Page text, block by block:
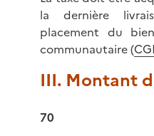
la dernière
placement du
communautaire (
III. Montant
70